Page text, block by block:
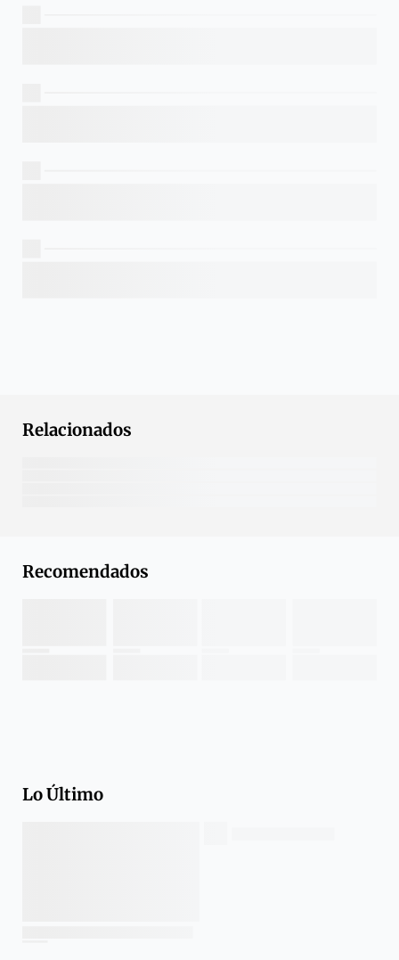
Relacionados
Recomendados
Lo Último